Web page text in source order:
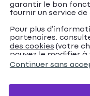
Accueil Assurance
d’un propriétaire en
garantir le bon
fournir un service de
Pour plus
partenaires,
des cookies (votre
pouvez le modifier
de page de notre
Continuer sans